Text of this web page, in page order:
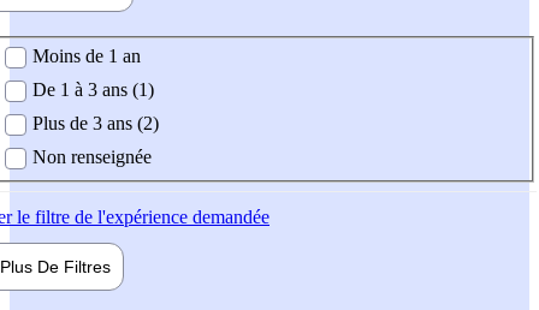
demandée
Moins de 1 an
De 1 à 3 ans (1)
Plus de 3 ans (2)
Non renseignée
le filtre de l'expérience demandée
Plus De Filtres